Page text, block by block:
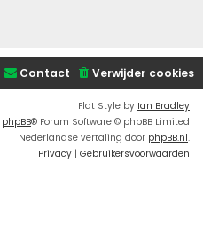
Verwijder cookies
Contact
Flat Style by Ian Bradley
phpBB® Forum Software © phpBB Limited
Nederlandse vertaling door phpBB.nl.
Privacy | Gebruikersvoorwaarden